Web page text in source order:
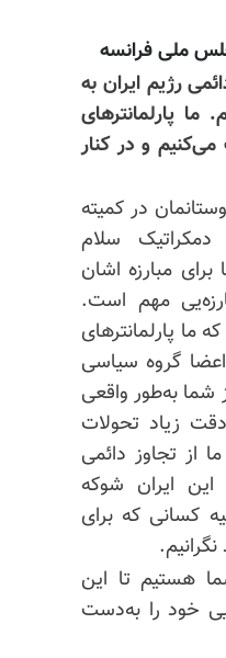
ملی فرانسه
رژیم ایران به
پارلمانترهای
و در کنار
در کمیته
دمکراتیک سلام
مبارزه اشان
مهم است.
ما پارلمانترهای
گروه سیاسی
شما به‌طور واقعی
زیاد تحولات
از تجاوز دائمی
ایران شوکه
کسانی که برای
هستیم تا این
خود را به‌دست